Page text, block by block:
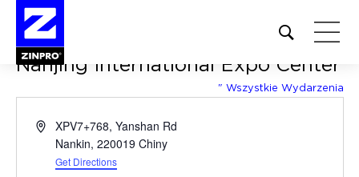
Open
site
search
form
Szukaj:
Nanjing International Expo Center
" Wszystkie Wydarzenia
AdresXPV7+768, Yanshan Rd
Nankin, 220019 Chiny
Get Directions